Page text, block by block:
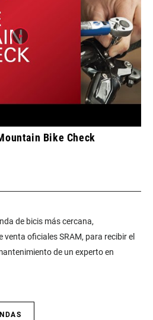
Bike Check
de bicis más cercana,
oficiales SRAM, para recibir el
de un experto en